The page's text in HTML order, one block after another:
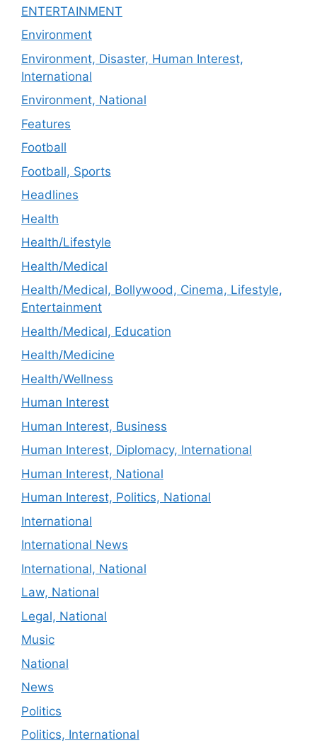
ENTERTAINMENT
Environment
Environment, Disaster, Human Interest,
International
Environment, National
Features
Football
Football, Sports
Headlines
Health
Health/Lifestyle
Health/Medical
Health/Medical, Bollywood, Cinema, Lifestyle,
Entertainment
Health/Medical, Education
Health/Medicine
Health/Wellness
Human Interest
Human Interest, Business
Human Interest, Diplomacy, International
Human Interest, National
Human Interest, Politics, National
International
International News
International, National
Law, National
Legal, National
Music
National
News
Politics
Politics, International